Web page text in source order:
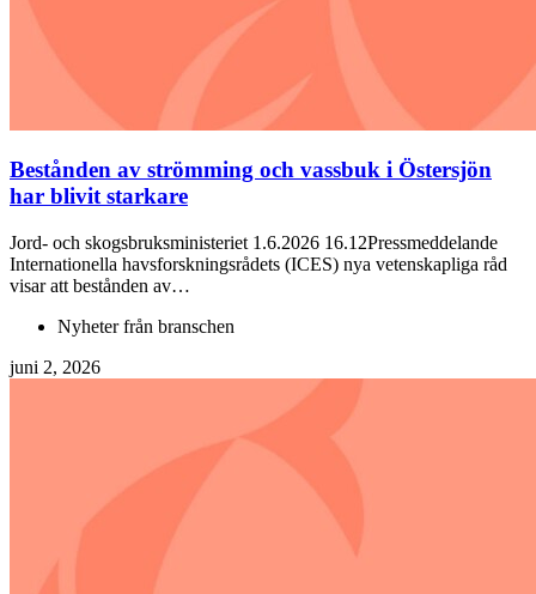
Bestånden av strömming och vassbuk i Östersjön
har blivit starkare
Jord- och skogsbruksministeriet 1.6.2026 16.12Pressmeddelande
Internationella havsforskningsrådets (ICES) nya vetenskapliga råd
visar att bestånden av…
Nyheter från branschen
juni 2, 2026